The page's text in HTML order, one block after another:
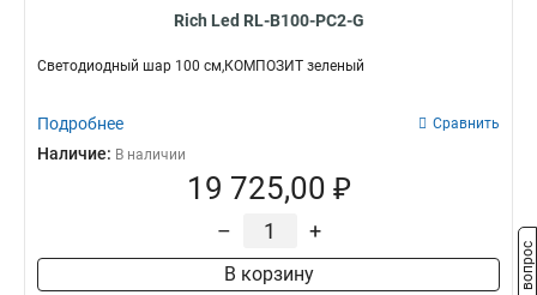
Rich Led RL-B100-PC2-G
Светодиодный шар 100 см,КОМПОЗИТ зеленый
Подробнее Сравнить
Наличие: В наличии
19 725,00 ₽
– +
В корзину